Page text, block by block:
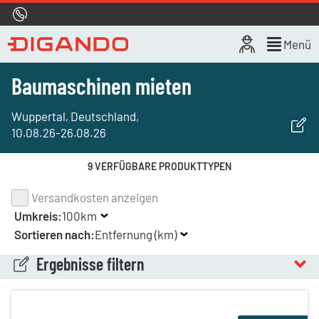
Menü
Baumaschinen mieten
Wuppertal, Deutschland,
10.08.26-26.08.26
9 VERFÜGBARE PRODUKTTYPEN
Ergebnisse filtern
Versandkosten anzeigen
Umkreis:100km
Sortieren nach:Entfernung (km)